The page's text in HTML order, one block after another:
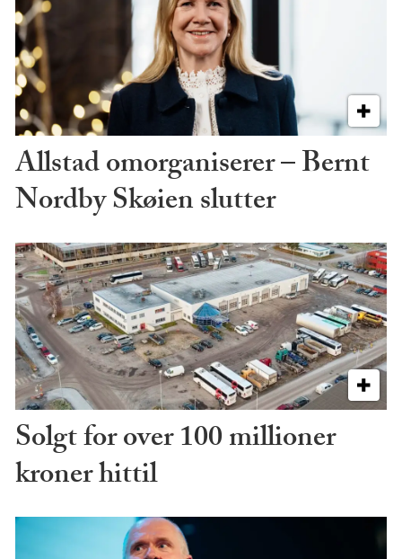
Allstad omorganiserer – Bernt
Nordby Skøien slutter
Solgt for over 100 millioner
kroner hittil